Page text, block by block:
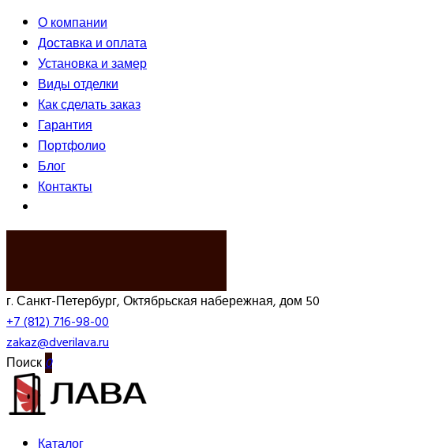
О компании
Доставка и оплата
Установка и замер
Виды отделки
Как сделать заказ
Гарантия
Портфолио
Блог
Контакты
г. Санкт-Петербург, Октябрьская набережная, дом 50
+7 (812) 716-98-00
zakaz@dverilava.ru
Поиск0